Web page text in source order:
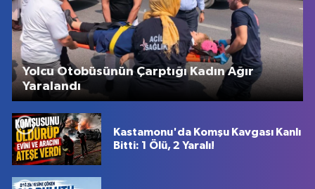
Yolcu Otobüsünün Çarptığı Kadın Ağır
Yaralandı
Kastamonu'da Komşu Kavgası Kanlı
Bitti: 1 Ölü, 2 Yaralı!